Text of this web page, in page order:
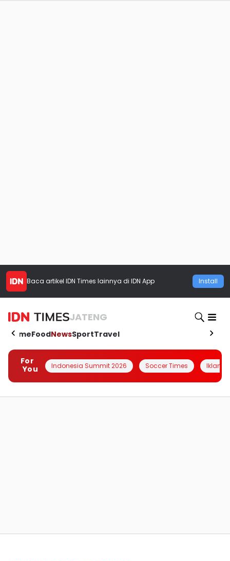
Baca artikel IDN Times lainnya di IDN App Install
JATENG
HomeFoodNewsSportTravel
For
You
Indonesia Summit 2026 Soccer Times Iklanin